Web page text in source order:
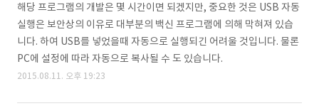
해당 프로그램의 개발은 몇 시간이면 되겠지만, 중요한 것은 USB 자동
실행은 보안상의 이유로 대부분의 백신 프로그램에 의해 막혀져 있습
니다. 하여 USB를 넣었을때 자동으로 실행되긴 어려울 것입니다. 물론
PC에 설정에 따라 자동으로 복사될 수 도 있습니다.
2015.08.11. 오후 19:23